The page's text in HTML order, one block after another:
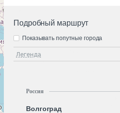
Подробный маршрут
Легенда
Показывать попутные города
Россия
Волгоград